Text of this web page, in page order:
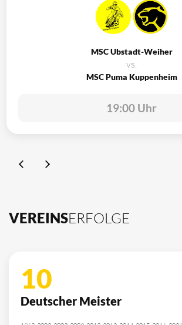
MSC Ubstadt-Weiher
vs.
MSC Puma Kuppenheim
19:00 Uhr
VEREINSERFOLGE
10
Deutscher Meister